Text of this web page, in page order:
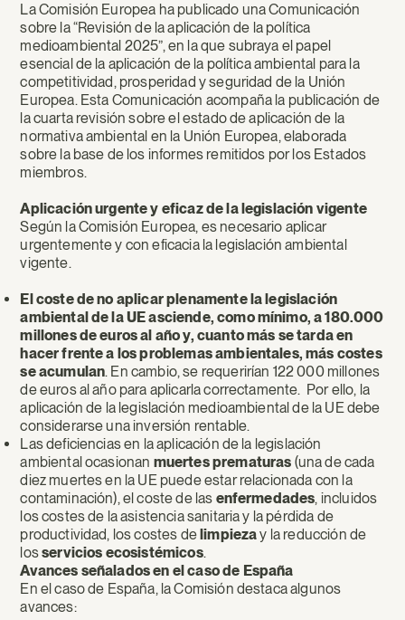
La Comisión Europea ha publicado una Comunicación
sobre la “Revisión de la aplicación de la política
medioambiental 2025”, en la que subraya el papel
esencial de la aplicación de la política ambiental para la
competitividad, prosperidad y seguridad de la Unión
Europea. Esta Comunicación acompaña la publicación de
la cuarta revisión sobre el estado de aplicación de la
normativa ambiental en la Unión Europea, elaborada
sobre la base de los informes remitidos por los Estados
miembros.
Aplicación urgente y eficaz de la legislación vigente
Según la Comisión Europea, es necesario aplicar
urgentemente y con eficacia la legislación ambiental
vigente.
El coste de no aplicar plenamente la legislación
ambiental de la UE asciende, como mínimo, a 180.000
millones de euros al año y, cuanto más se tarda en
hacer frente a los problemas ambientales, más costes
se acumulan. En cambio, se requerirían 122 000 millones
de euros al año para aplicarla correctamente. Por ello, la
aplicación de la legislación medioambiental de la UE debe
considerarse una inversión rentable.
Las deficiencias en la aplicación de la legislación
ambiental ocasionan muertes prematuras (una de cada
diez muertes en la UE puede estar relacionada con la
contaminación), el coste de las enfermedades, incluidos
los costes de la asistencia sanitaria y la pérdida de
productividad, los costes de limpiezay la reducción de
losservicios ecosistémicos.
Avances señalados en el caso de España
En el caso de España, la Comisión destaca algunos
avances: